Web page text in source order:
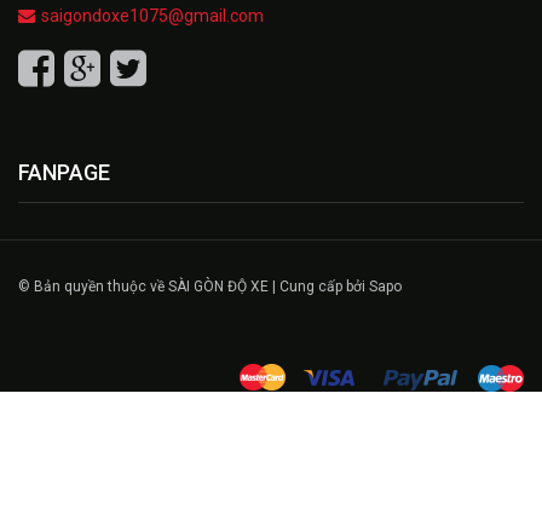
saigondoxe1075@gmail.com
FANPAGE
© Bản quyền thuộc về SÀI GÒN ĐỘ XE | Cung cấp bởi Sapo